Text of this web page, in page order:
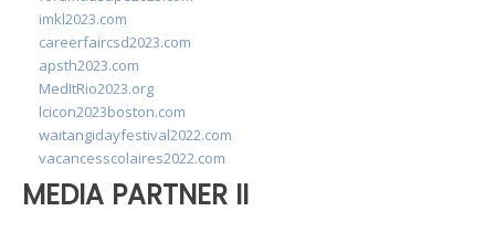
imkl2023.com
careerfaircsd2023.com
apsth2023.com
MedItRio2023.org
lcicon2023boston.com
waitangidayfestival2022.com
vacancesscolaires2022.com
MEDIA PARTNER II